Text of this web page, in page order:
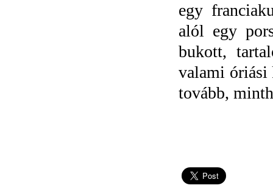
egy
alól egy
bukott,
valami óriási
tovább,